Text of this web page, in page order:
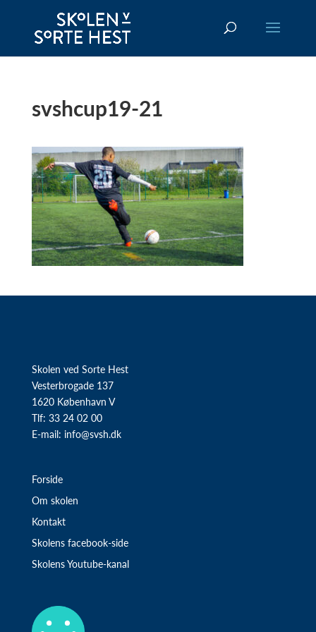
svshcup19-21
Skolen ved Sorte Hest
Vesterbrogade 137
1620 København V
Tlf: 33 24 02 00
E-mail: info@svsh.dk
Forside
Om skolen
Kontakt
Skolens facebook-side
Skolens Youtube-kanal